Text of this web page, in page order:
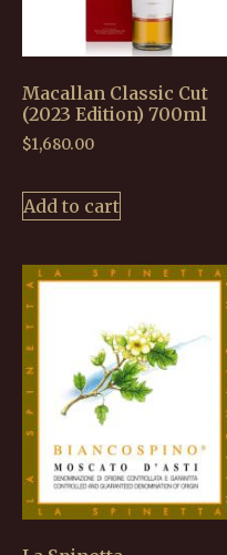
Macallan Classic Cut
(2023 Edition) 700ml
$1,680.00
Add to cart